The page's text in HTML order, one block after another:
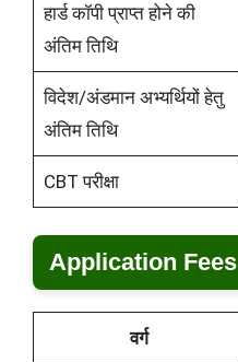
हार्ड कॉपी प्राप्त होने की
अंतिम तिथि
विदेश/अंडमान अभ्यर्थियों हेतु
अंतिम तिथि
CBT परीक्षा
Application Fees
वर्ग